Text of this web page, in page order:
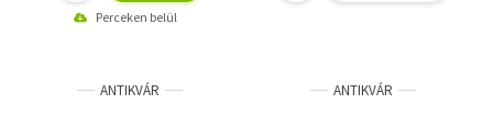
Perceken belül
ANTIKVÁR ANTIKVÁR